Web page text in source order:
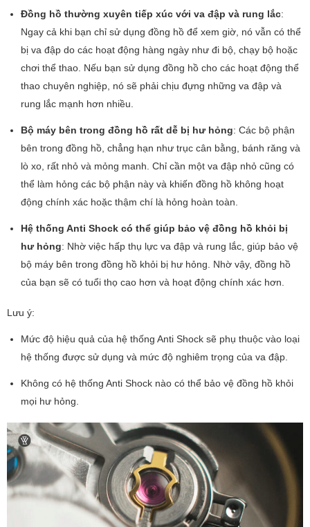
Đồng hồ thường xuyên tiếp xúc với va đập và rung lắc:
Ngay cả khi bạn chỉ sử dụng đồng hồ để xem giờ, nó vẫn có thể
bị va đập do các hoạt động hàng ngày như đi bộ, chạy bộ hoặc
chơi thể thao. Nếu bạn sử dụng đồng hồ cho các hoạt động thể
thao chuyên nghiệp, nó sẽ phải chịu đựng những va đập và
rung lắc mạnh hơn nhiều.
Bộ máy bên trong đồng hồ rất dễ bị hư hỏng: Các bộ phận
bên trong đồng hồ, chẳng hạn như trục cân bằng, bánh răng và
lò xo, rất nhỏ và mỏng manh. Chỉ cần một va đập nhỏ cũng có
thể làm hỏng các bộ phận này và khiến đồng hồ không hoạt
động chính xác hoặc thậm chí là hỏng hoàn toàn.
Hệ thống Anti Shock có thể giúp bảo vệ đồng hồ khỏi bị
hư hỏng: Nhờ việc hấp thụ lực va đập và rung lắc, giúp bảo vệ
bộ máy bên trong đồng hồ khỏi bị hư hỏng. Nhờ vậy, đồng hồ
của bạn sẽ có tuổi thọ cao hơn và hoạt động chính xác hơn.
Lưu ý:
Mức độ hiệu quả của hệ thống Anti Shock sẽ phụ thuộc vào loại
hệ thống được sử dụng và mức độ nghiêm trọng của va đập.
Không có hệ thống Anti Shock nào có thể bảo vệ đồng hồ khỏi
mọi hư hỏng.